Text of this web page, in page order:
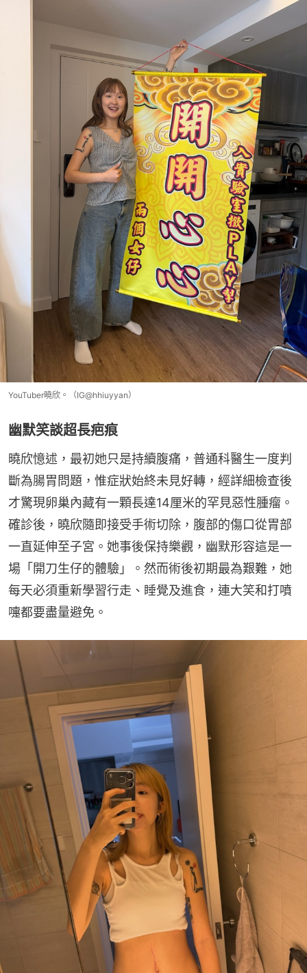
YouTuber曉欣。（IG@hhiuyyan）
幽默笑談超長疤痕
曉欣憶述，最初她只是持續腹痛，普通科醫生一度判
斷為腸胃問題，惟症狀始終未見好轉，經詳細檢查後
才驚現卵巢內藏有一顆長達14厘米的罕見惡性腫瘤。
確診後，曉欣隨即接受手術切除，腹部的傷口從胃部
一直延伸至子宮。她事後保持樂觀，幽默形容這是一
場「開刀生仔的體驗」。然而術後初期最為艱難，她
每天必須重新學習行走、睡覺及進食，連大笑和打噴
嚏都要盡量避免。